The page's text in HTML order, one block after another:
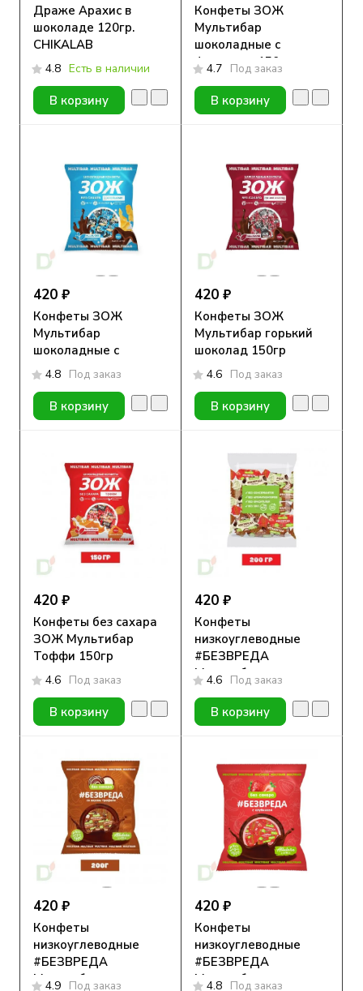
Драже Арахис в
шоколаде 120гр.
CHIKALAB
4.8 Есть в наличии
В корзину
Конфеты ЗОЖ
Мультибар
шоколадные с
фундуком 150гр
4.7 Под заказ
В корзину
420 ₽
Конфеты ЗОЖ
Мультибар
шоколадные с
воздушными
хлопьями 150гр
4.8 Под заказ
В корзину
420 ₽
Конфеты ЗОЖ
Мультибар горький
шоколад 150гр
4.6 Под заказ
В корзину
420 ₽
Конфеты без сахара
ЗОЖ Мультибар
Тоффи 150гр
4.6 Под заказ
В корзину
420 ₽
Конфеты
низкоуглеводные
#БЕЗВРЕДА
Мультибар микс
200гр
4.6 Под заказ
В корзину
420 ₽
Конфеты
низкоуглеводные
#БЕЗВРЕДА
Мультибар с
4.9 Под заказ
420 ₽
Конфеты
низкоуглеводные
#БЕЗВРЕДА
Мультибар с
4.8 Под заказ